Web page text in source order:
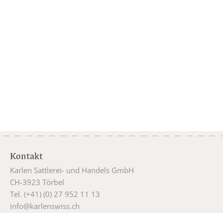
Kontakt
Karlen Sattlerei- und Handels GmbH
CH-3923 Törbel
Tel. (+41) (0) 27 952 11 13
info@karlenswiss.ch